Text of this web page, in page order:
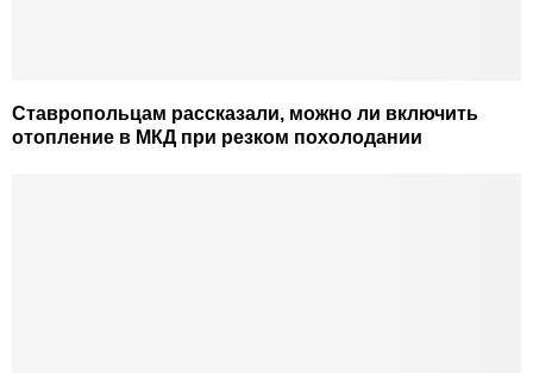
Ставропольцам рассказали, можно ли включить
отопление в МКД при резком похолодании